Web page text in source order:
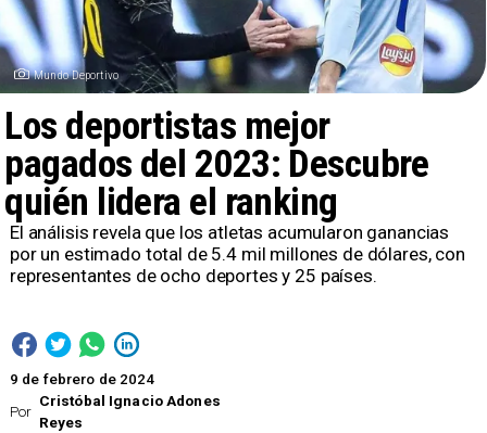
Mundo Deportivo
Por
Cristóbal Ignacio Adones
Reyes
Los deportistas mejor
pagados del 2023: Descubre
quién lidera el ranking
9 de febrero de 2024
​El análisis revela que los atletas acumularon ganancias
por un estimado total de 5.4 mil millones de dólares, con
representantes de ocho deportes y 25 países.